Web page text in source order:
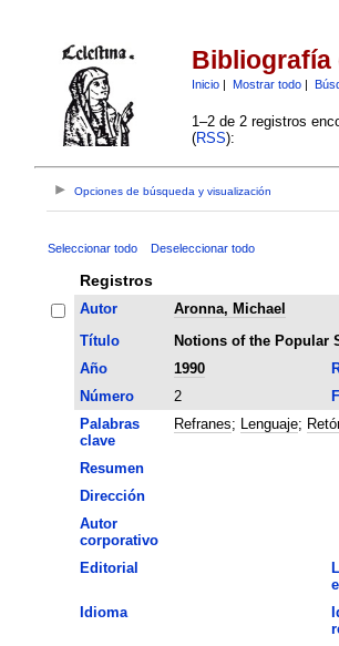
Bibliografía
Inicio| Mostrar todo|
1–2 de 2 registros
(RSS):
Opciones de búsqueda y visualización
Seleccionar todo Deseleccionar todo
Registros
Autor
Aronna, Michael
Título
Notions of the Popular
Año
1990
Número
2
Palabras
clave
Refranes; Lenguaje;
Resumen
Dirección
Autor
corporativo
Editorial
Idioma